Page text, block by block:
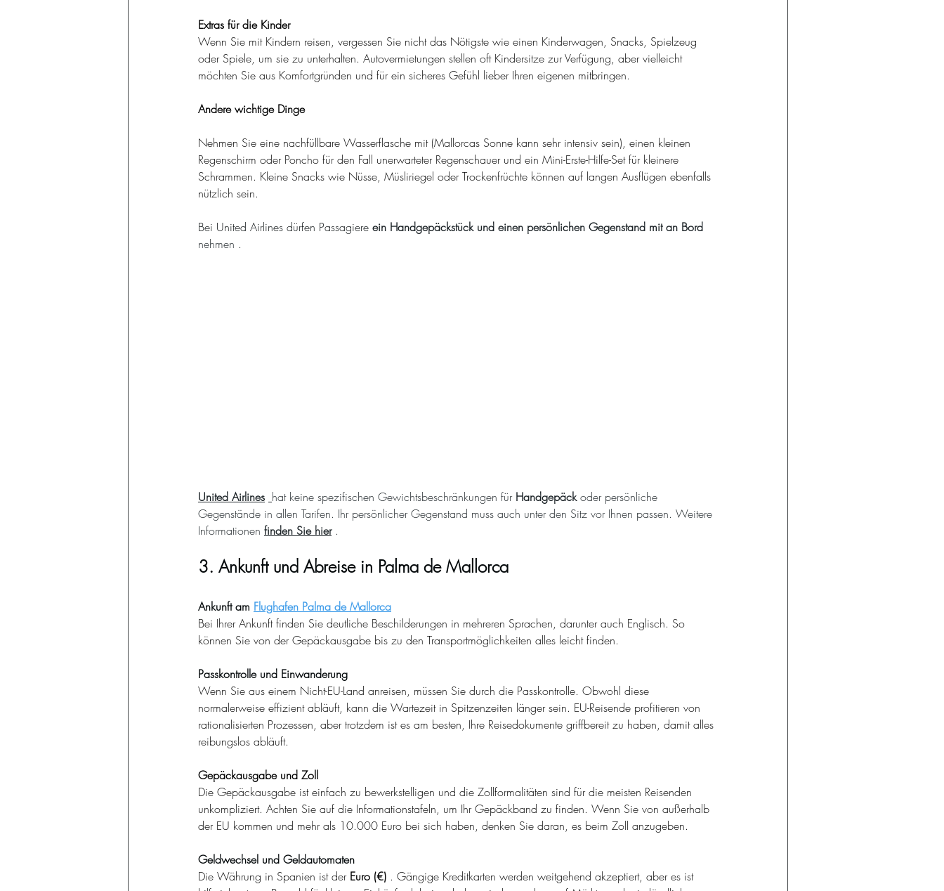
Extras für die Kinder
Wenn Sie mit Kindern reisen, vergessen Sie nicht das Nötigste wie einen Kinderwagen, Snacks, Spielzeug
oder Spiele, um sie zu unterhalten. Autovermietungen stellen oft Kindersitze zur Verfügung, aber vielleicht
möchten Sie aus Komfortgründen und für ein sicheres Gefühl lieber Ihren eigenen mitbringen.
Andere wichtige Dinge
Nehmen Sie eine nachfüllbare Wasserflasche mit (Mallorcas Sonne kann sehr intensiv sein), einen kleinen
Regenschirm oder Poncho für den Fall unerwarteter Regenschauer und ein Mini-Erste-Hilfe-Set für kleinere
Schrammen. Kleine Snacks wie Nüsse, Müsliriegel oder Trockenfrüchte können auf langen Ausflügen ebenfalls
nützlich sein.
Bei United Airlines dürfen Passagiere ein Handgepäckstück und einen persönlichen Gegenstand mit an Bord
nehmen .
United Airlines hat keine spezifischen Gewichtsbeschränkungen für Handgepäck oder persönliche
Gegenstände in allen Tarifen. Ihr persönlicher Gegenstand muss auch unter den Sitz vor Ihnen passen. Weitere
Informationen finden Sie hier .
3. Ankunft und Abreise in Palma de Mallorca
Ankunft am Flughafen Palma de Mallorca
Bei Ihrer Ankunft finden Sie deutliche Beschilderungen in mehreren Sprachen, darunter auch Englisch. So
können Sie von der Gepäckausgabe bis zu den Transportmöglichkeiten alles leicht finden.
Passkontrolle und Einwanderung
Wenn Sie aus einem Nicht-EU-Land anreisen, müssen Sie durch die Passkontrolle. Obwohl diese
normalerweise effizient abläuft, kann die Wartezeit in Spitzenzeiten länger sein. EU-Reisende profitieren von
rationalisierten Prozessen, aber trotzdem ist es am besten, Ihre Reisedokumente griffbereit zu haben, damit alles
reibungslos abläuft.
Gepäckausgabe und Zoll
Die Gepäckausgabe ist einfach zu bewerkstelligen und die Zollformalitäten sind für die meisten Reisenden
unkompliziert. Achten Sie auf die Informationstafeln, um Ihr Gepäckband zu finden. Wenn Sie von außerhalb
der EU kommen und mehr als 10.000 Euro bei sich haben, denken Sie daran, es beim Zoll anzugeben.
Geldwechsel und Geldautomaten
Die Währung in Spanien ist der Euro (€) . Gängige Kreditkarten werden weitgehend akzeptiert, aber es ist